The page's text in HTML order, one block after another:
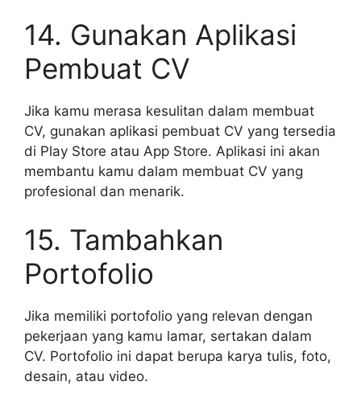
14. Gunakan Aplikasi
Pembuat CV
Jika kamu merasa kesulitan dalam membuat
CV, gunakan aplikasi pembuat CV yang tersedia
di Play Store atau App Store. Aplikasi ini akan
membantu kamu dalam membuat CV yang
profesional dan menarik.
15. Tambahkan
Portofolio
Jika memiliki portofolio yang relevan dengan
pekerjaan yang kamu lamar, sertakan dalam
CV. Portofolio ini dapat berupa karya tulis, foto,
desain, atau video.